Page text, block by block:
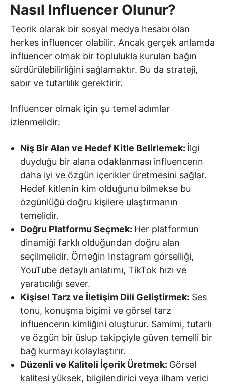
Nasıl Influencer Olunur?
Teorik olarak bir sosyal medya hesabı olan
herkes influencer olabilir. Ancak gerçek anlamda
influencer olmak bir toplulukla kurulan bağın
sürdürülebilirliğini sağlamaktır. Bu da strateji,
sabır ve tutarlılık gerektirir.
Influencer olmak için şu temel adımlar
izlenmelidir:
Niş Bir Alan ve Hedef Kitle Belirlemek: İlgi
duyduğu bir alana odaklanması influencerın
daha iyi ve özgün içerikler üretmesini sağlar.
Hedef kitlenin kim olduğunu bilmekse bu
özgünlüğü doğru kişilere ulaştırmanın
temelidir.
Doğru Platformu Seçmek: Her platformun
dinamiği farklı olduğundan doğru alan
seçilmelidir. Örneğin Instagram görselliği,
YouTube detaylı anlatımı, TikTok hızı ve
yaratıcılığı sever.
Kişisel Tarz ve İletişim Dili Geliştirmek: Ses
tonu, konuşma biçimi ve görsel tarz
influencerın kimliğini oluşturur. Samimi, tutarlı
ve özgün bir üslup takipçiyle güven temelli bir
bağ kurmayı kolaylaştırır.
Düzenli ve Kaliteli İçerik Üretmek: Görsel
kalitesi yüksek, bilgilendirici veya ilham verici